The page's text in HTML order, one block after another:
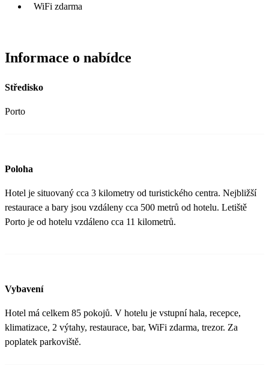
WiFi zdarma
Informace o nabídce
Středisko
Porto
Poloha
Hotel je situovaný cca 3 kilometry od turistického centra. Nejbližší
restaurace a bary jsou vzdáleny cca 500 metrů od hotelu. Letiště
Porto je od hotelu vzdáleno cca 11 kilometrů.
Vybavení
Hotel má celkem 85 pokojů. V hotelu je vstupní hala, recepce,
klimatizace, 2 výtahy, restaurace, bar, WiFi zdarma, trezor. Za
poplatek parkoviště.